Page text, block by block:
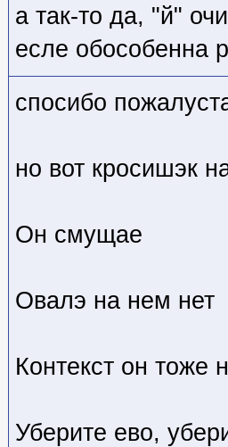
а так-то да, "й"
есле обособенна
спосибо
но вот кросишэк
Он смущае
Овалэ на нем нет
Контекст он тоже
Уберите ево,